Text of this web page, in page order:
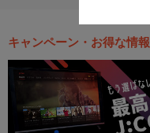
キャンペーン・お得な情報